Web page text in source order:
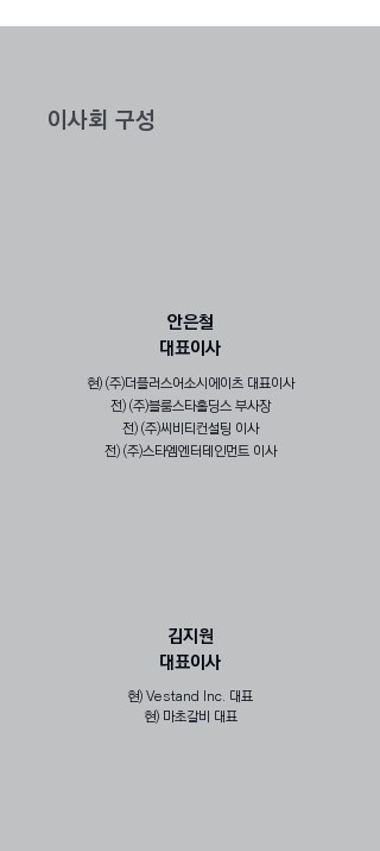
이사회 구성
​안은철
대표이사
현) (주)더플러스어소시에이츠 대표이사
전) (주)블룸스타홀딩스 부사장
전) (주)씨비티컨설팅 이사
​전) (주)스타엠엔터테인먼트 이사
김지원
​대표이사
현) Vestand Inc. 대표
현) 마초갈비 대표